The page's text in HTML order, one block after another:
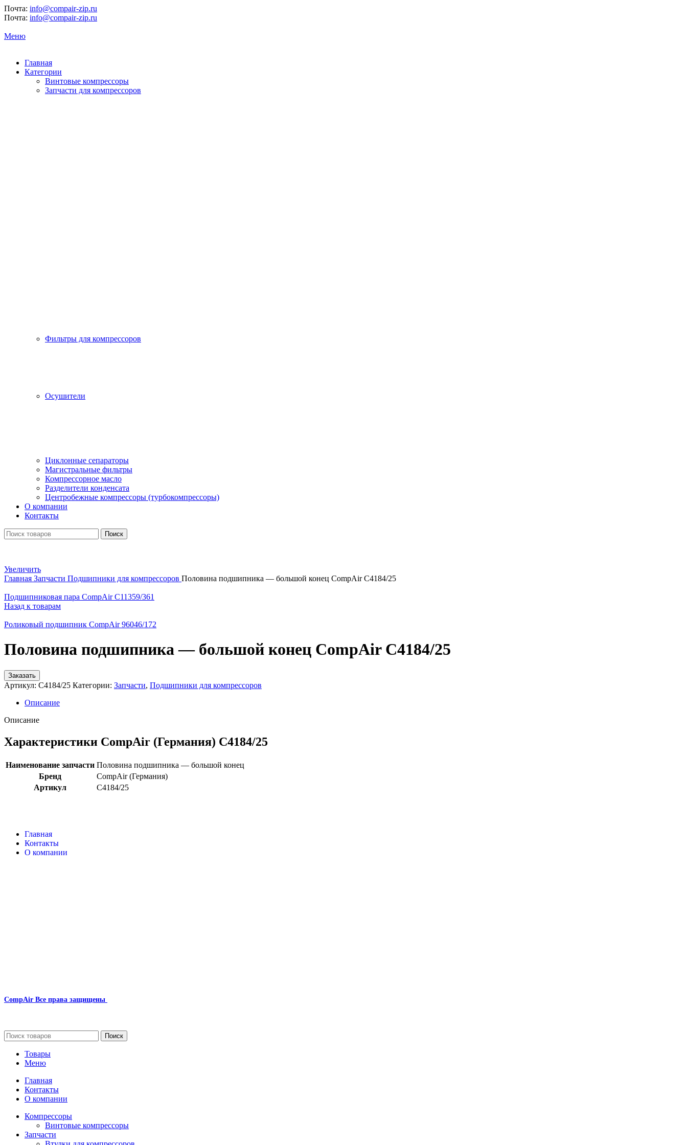
Почта: info@compair-zip.ru
Почта: info@compair-zip.ru
Меню
Главная
Категории
Винтовые компрессоры
Запчасти для компрессоров
Фильтры для компрессоров
Осушители
Циклонные сепараторы
Магистральные фильтры
Компрессорное масло
Разделители конденсата
Центробежные компрессоры (турбокомпрессоры)
О компании
Контакты
Поиск
Увеличить
Главная Запчасти Подшипники для компрессоров Половина подшипника — большой конец CompAir C4184/25
Подшипниковая пара CompAir C11359/361
Назад к товарам
Роликовый подшипник CompAir 96046/172
Половина подшипника — большой конец CompAir C4184/25
Заказать
Артикул: C4184/25 Категории: Запчасти, Подшипники для компрессоров
Описание
Описание
Характеристики CompAir (Германия) C4184/25
Наименование запчасти Половина подшипника — большой конец
Бренд
CompAir (Германия)
Артикул
C4184/25
Главная
Контакты
О компании
CompAir Все права защищены
Поиск
Товары
Меню
Главная
Контакты
О компании
Компрессоры
Винтовые компрессоры
Запчасти